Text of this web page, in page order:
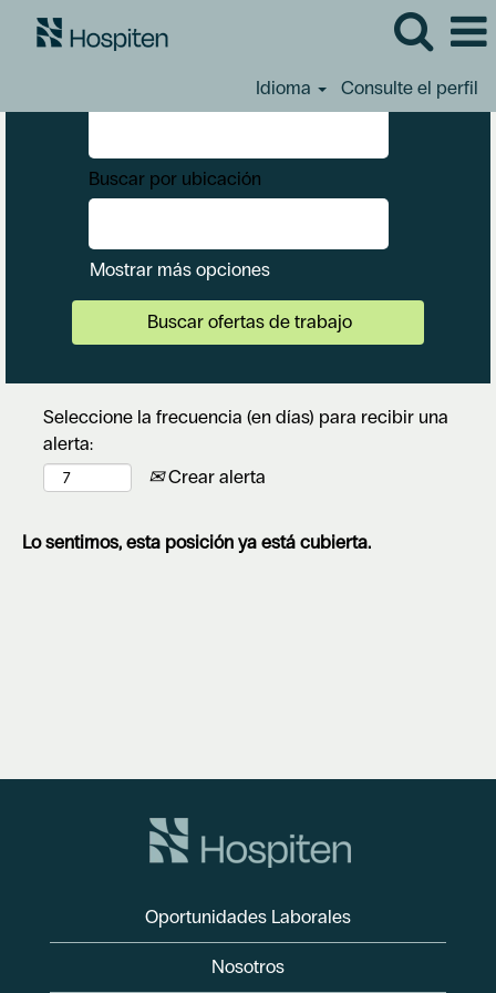
Idioma Consulte el perfil
Buscar por palabra clave
Buscar por ubicación
Mostrar más opciones
Seleccione la frecuencia (en días) para recibir una
alerta:
Crear alerta
Lo sentimos, esta posición ya está cubierta.
Oportunidades Laborales
Nosotros